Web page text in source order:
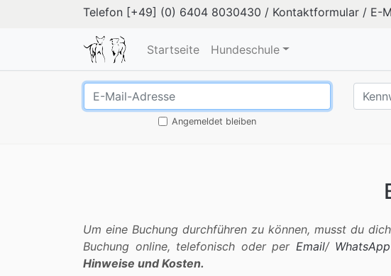
Telefon [+49] (0) 6404 8030430 / Kontaktformular / E-
Startseite Hundeschule
Angemeldet bleiben
Um eine Buchung durchführen zu können, musst du
Buchung online, telefonisch oder per Email/ WhatsApp
Hinweise und Kosten.